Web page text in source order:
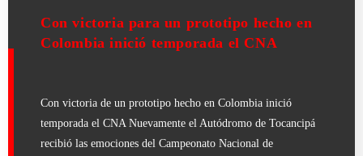
Con victoria para un prototipo hecho en
Colombia inició temporada el CNA
Con victoria de un prototipo hecho en Colombia inició
temporada el CNA Nuevamente el Autódromo de Tocancipá
recibió las emociones del Campeonato Nacional de